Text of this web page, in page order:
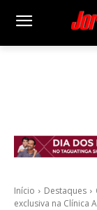
Início Destaques
exclusiva na Clínica